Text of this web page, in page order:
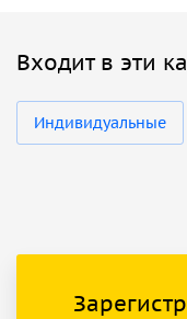
Входит в эти
Индивидуальные